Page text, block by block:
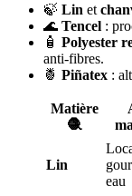
🍃 Lin et
🌊 Tencel :
🧴 Polyester
anti-fibres.
🍍 Piñatex :
Matière
🧶
Lin
eau